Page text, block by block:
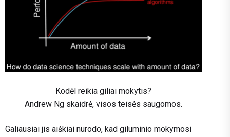
Kodėl reikia giliai mokytis?
Andrew Ng skaidrė, visos teisės saugomos.
Galiausiai jis aiškiai nurodo, kad giluminio mokymosi